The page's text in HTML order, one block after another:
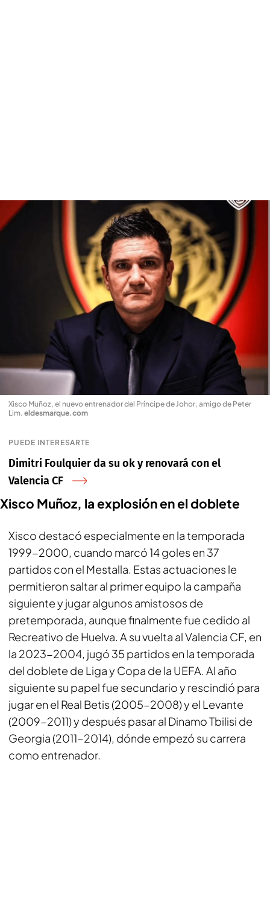
Xisco Muñoz, el nuevo entrenador del Príncipe de Johor, amigo de Peter
Lim. eldesmarque.com
PUEDE INTERESARTE
Dimitri Foulquier da su ok y renovará con el
Valencia CF
Xisco Muñoz, la explosión en el doblete
Xisco destacó especialmente en la temporada
1999-2000, cuando marcó 14 goles en 37
partidos con el Mestalla. Estas actuaciones le
permitieron saltar al primer equipo la campaña
siguiente y jugar algunos amistosos de
pretemporada, aunque finalmente fue cedido al
Recreativo de Huelva. A su vuelta al Valencia CF, en
la 2023-2004, jugó 35 partidos en la temporada
del doblete de Liga y Copa de la UEFA. Al año
siguiente su papel fue secundario y rescindió para
jugar en el Real Betis (2005-2008) y el Levante
(2009-2011) y después pasar al Dinamo Tbilisi de
Georgia (2011-2014), dónde empezó su carrera
como entrenador.